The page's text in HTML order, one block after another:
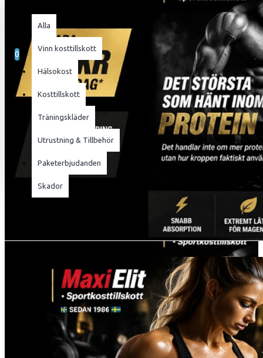
Alla
Vinn kosttillskott
Hälsokost
Kosttillskott
Träningskläder
Utrustning & Tillbehör
Paketerbjudanden
Skador
0 produkt(er) - 0kr
0
Din varukorg är tom!